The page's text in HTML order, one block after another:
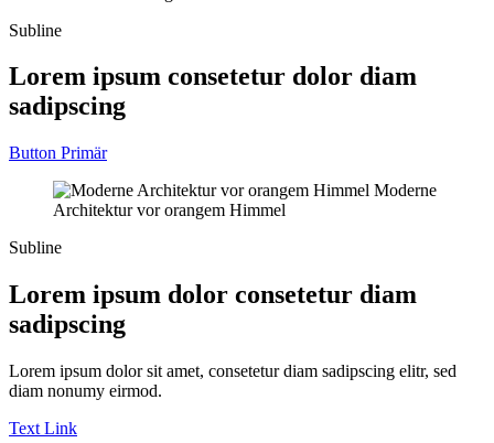
Subline
Lorem ipsum consetetur dolor diam
sadipscing
Button Primär
Moderne
Architektur vor orangem Himmel
Subline
Lorem ipsum dolor consetetur diam
sadipscing
Lorem ipsum dolor sit amet, consetetur diam sadipscing elitr, sed
diam nonumy eirmod.
Text Link